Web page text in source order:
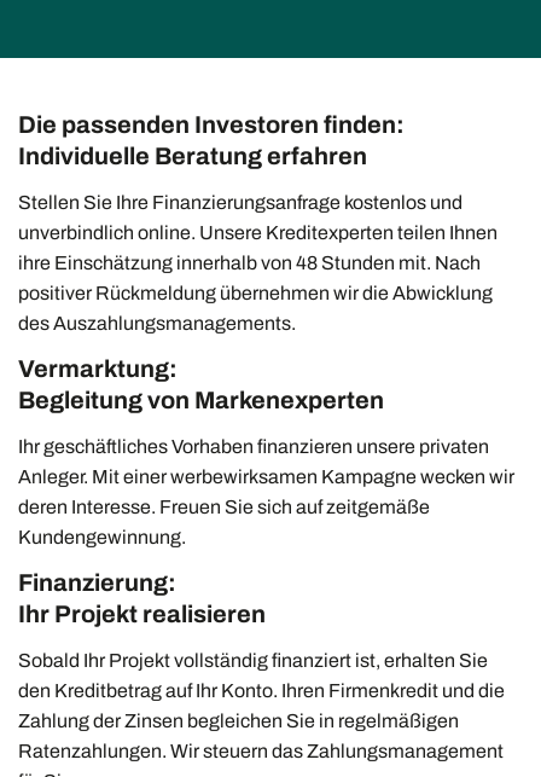
Die passenden Investoren finden:
Individuelle Beratung erfahren
Stellen Sie Ihre Finanzierungsanfrage kostenlos und
unverbindlich online. Unsere Kreditexperten teilen Ihnen
ihre Einschätzung innerhalb von 48 Stunden mit. Nach
positiver Rückmeldung übernehmen wir die Abwicklung
des Auszahlungsmanagements.
Vermarktung:
Begleitung von Markenexperten
Ihr geschäftliches Vorhaben finanzieren unsere privaten
Anleger. Mit einer werbewirksamen Kampagne wecken wir
deren Interesse. Freuen Sie sich auf zeitgemäße
Kundengewinnung.
Finanzierung:
Ihr Projekt realisieren
Sobald Ihr Projekt vollständig finanziert ist, erhalten Sie
den Kreditbetrag auf Ihr Konto. Ihren Firmenkredit und die
Zahlung der Zinsen begleichen Sie in regelmäßigen
Ratenzahlungen. Wir steuern das Zahlungsmanagement